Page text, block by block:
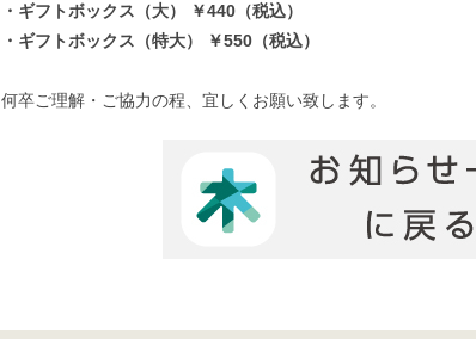
・ギフトボックス（大） ￥440（税込）
・ギフトボックス（特大） ￥550（税込）
何卒ご理解・ご協力の程、宜しくお願い致します。